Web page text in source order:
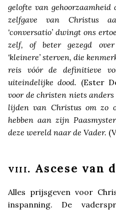
gelofte van
zelfgave van Christus
'conversatio’ dwingt ons
zelf, of beter gezegd
'kleinere’ sterven, die
reis vóór de definitieve
uiteindelijke dood. (Ester
voor de christen niets
lijden van Christus om zo
hebben aan zijn
deze wereld naar de Vader.
VIII. Ascese van
Alles prijsgeven voor
inspanning. De